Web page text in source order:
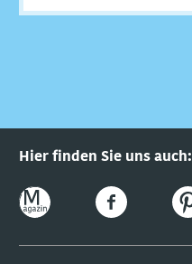
Hier finden Sie uns auch: